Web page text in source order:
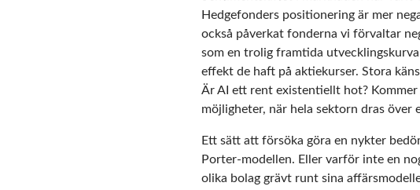
Hedgefonders positionering är mer
också påverkat fonderna vi förvaltar
som en trolig framtida
effekt de haft på aktiekurser. Stora
Är AI ett rent existentiellt hot?
möjligheter, när hela sektorn dras över
Ett sätt att försöka göra en nykter
Porter-modellen. Eller varför inte en
olika bolag grävt runt sina